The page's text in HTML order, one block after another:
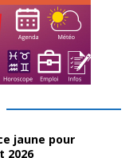
jaune pour
2026